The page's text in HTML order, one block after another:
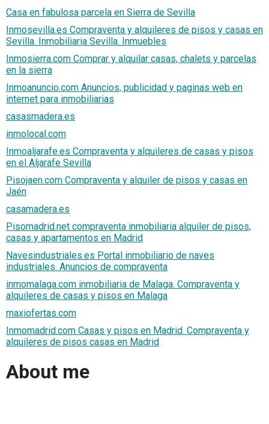
Casa en fabulosa parcela en Sierra de Sevilla
Inmosevilla.es Compraventa y alquileres de pisos y casas en
Sevilla. Inmobiliaria Sevilla. Inmuebles
Inmosierra.com Comprar y alquilar casas, chalets y parcelas
en la sierra
Inmoanuncio.com Anuncios, publicidad y paginas web en
internet para inmobiliarias
casasmadera.es
inmolocal.com
Inmoaljarafe.es Compraventa y alquileres de casas y pisos
en el Aljarafe Sevilla
Pisojaen.com Compraventa y alquiler de pisos y casas en
Jaén
casamadera.es
Pisomadrid.net compraventa inmobiliaria alquiler de pisos,
casas y apartamentos en Madrid
Navesindustriales.es Portal inmobiliario de naves
industriales. Anuncios de compraventa
inmomalaga.com inmobiliaria de Malaga. Compraventa y
alquileres de casas y pisos en Malaga
maxiofertas.com
Inmomadrid.com Casas y pisos en Madrid. Compraventa y
alquileres de pisos casas en Madrid
About me